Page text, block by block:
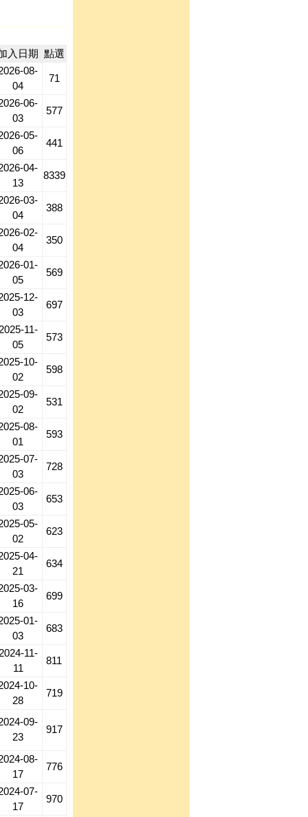
入日期
點選
08-
04
71
06-
03
577
05-
06
441
04-
13
8339
03-
04
388
02-
04
350
01-
05
569
12-
03
697
11-
05
573
10-
02
598
09-
02
531
08-
01
593
07-
03
728
06-
03
653
05-
02
623
04-
21
634
03-
16
699
01-
03
683
11-
11
811
10-
28
719
09-
23
917
08-
17
776
07-
17
970